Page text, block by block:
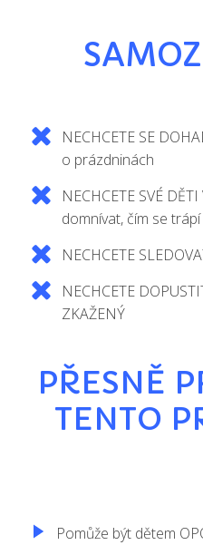
NECHCETE SE
o prázdninách
NECHCETE SVÉ
domnívat, čím se trápí
NECHCETE
NECHCETE
ZKAŽENÝ
PŘESNĚ
TENTO
Pomůže být dětem